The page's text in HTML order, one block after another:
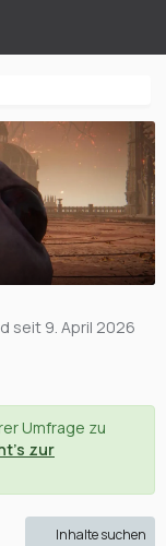
seit 9. April 2026
Umfrage zu
zur
Inhalte suchen